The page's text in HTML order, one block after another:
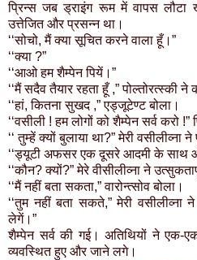
प्रिन्स जब ड्राइंग रूम में वापस लौटा
उत्तेजित और प्रसन्न था।
‘‘सोचो, मैं क्या सूचित करने वाला हूँ।”
‘‘क्या ?”
‘‘आओ हम शैम्पेन पियें।”
‘‘मैं सदैव तैयार रहता हूँ ,” पोल्तोरत्स्की ने
‘‘हां, कितना सुखद ,” एड्जूटेण्ट बोला।
‘‘वसीली ! हम लोगों को शैम्पेन सर्व करो !”
‘‘ तुम्हें क्यों बुलाया था?” मेरी वसीलीव्ना ने
‘‘ड्यूटी अफसर एक दूसरे आदमी के साथ
‘‘कौन? क्यों?” मेरे वीसीलीव्ना ने
‘‘मैं नहीं बता सकता,” वारोन्त्सोव बोला।
‘‘तुम नहीं बता सकते,” मेरी वसीलीव्ना
लेगें।”
शैम्पेन सर्व की गई। अतिथियों ने एक-
व्यवस्थित हुए और जाने लगे।